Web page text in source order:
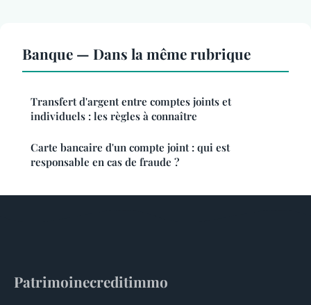
Banque — Dans la même rubrique
Transfert d'argent entre comptes joints et
individuels : les règles à connaître
Carte bancaire d'un compte joint : qui est
responsable en cas de fraude ?
Patrimoinecreditimmo